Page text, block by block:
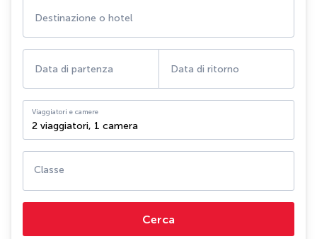
Destinazione o hotel
Data di partenza Data di ritorno
Viaggiatori e camere
2 viaggiatori, 1 camera
Classe
Cerca